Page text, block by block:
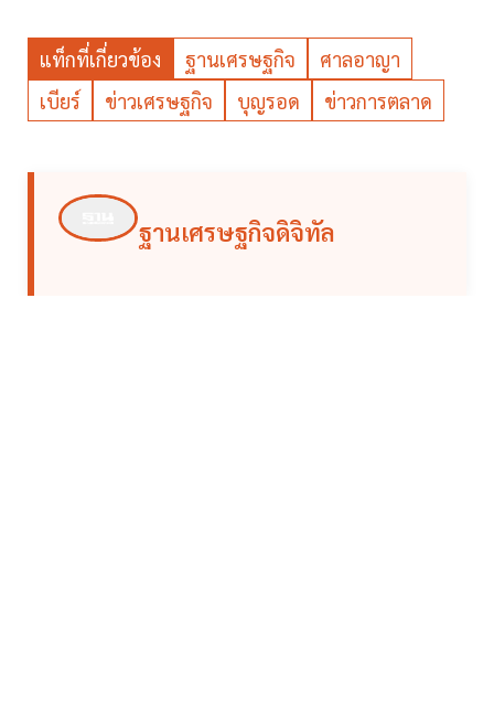
แท็กที่เกี่ยวข้อง ฐานเศรษฐกิจ
ศาลอาญา
เบียร์
ข่าวเศรษฐกิจ บุญรอด ข่าวการตลาด
ฐานเศรษฐกิจดิจิทัล